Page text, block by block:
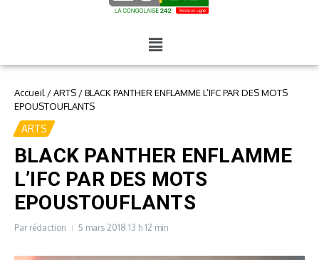
Accueil /ARTS /BLACK PANTHER ENFLAMME L’IFC PAR DES MOTS
EPOUSTOUFLANTS
ARTS
BLACK PANTHER ENFLAMME
L’IFC PAR DES MOTS
EPOUSTOUFLANTS
Par rédaction 5 mars 2018 13 h 12 min